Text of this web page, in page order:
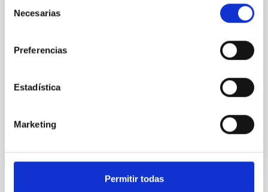
Necesarias
Preferencias
Estadística
Marketing
Permitir todas
spectroscopic all-sky surveys, we have now a clearer
view of the chemo-dynamics of the stellar
Emma
27 Abr 2023 - 10:30 Europe/London
VÍDEO DE LA CHARLA